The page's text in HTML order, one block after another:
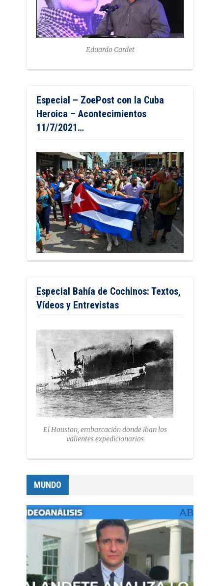
Eduardo Cardet
Especial – ZoePost con la Cuba
Heroica – Acontecimientos
11/7/2021…
Especial Bahía de Cochinos: Textos,
Vídeos y Entrevistas
El Houston, embarcación donde iban los
valientes expedicionarios
MUNDO